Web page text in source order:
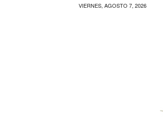
VIERNES, AGOSTO 7, 2026